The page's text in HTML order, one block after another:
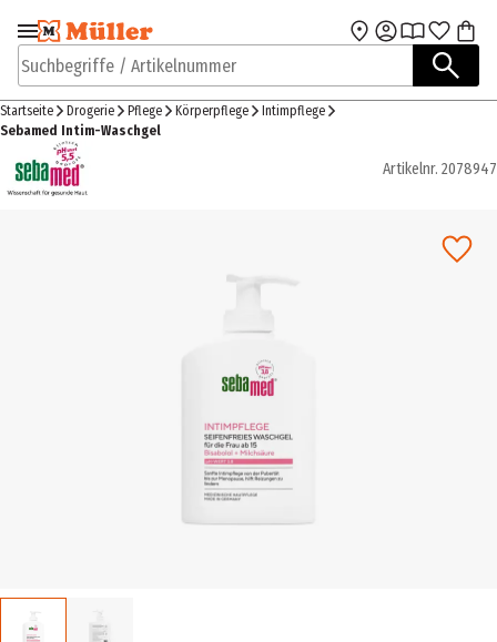
Zur Navigation
springen
Zum Hauptinhalt
Suchbegriffe / Artikelnummer
Startseite Drogerie Pflege Körperpflege
Intimpflege
Sebamed Intim-Waschgel
Artikelnr. 2078947